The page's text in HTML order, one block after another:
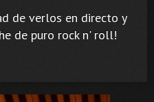
de verlos en directo y
de puro rock n' roll!